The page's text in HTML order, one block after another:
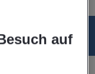
News
auf